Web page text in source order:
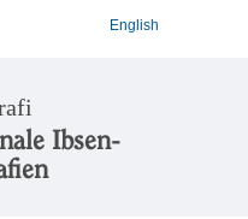
English
Ibsen-